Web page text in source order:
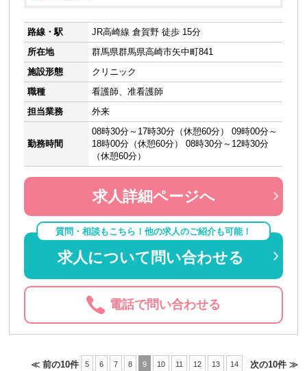
路線・駅
JR高崎線 倉賀野 徒歩 15分
所在地
群馬県群馬県高崎市矢中町841
施設形態
クリニック
職種
看護師、准看護師
担当業務
外来
勤務時間
08時30分～17時30分（休憩60分） 09時00分～
18時00分（休憩60分） 08時30分～12時30分
（休憩60分）
求人詳細ページへ
質問・相談もこちら！他の求人のご紹介も可能！
求人について問い合わせる
電話で問い合わせる
≪ 前の10件 5 6 7 8 9 10 11 12 13 14 次の10件 ≫